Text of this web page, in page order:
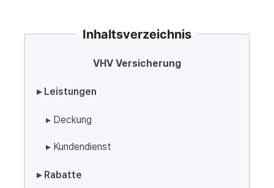
Inhaltsverzeichnis
VHV Versicherung
▸ Leistungen
▸ Deckung
▸ Kundendienst
▸ Rabatte